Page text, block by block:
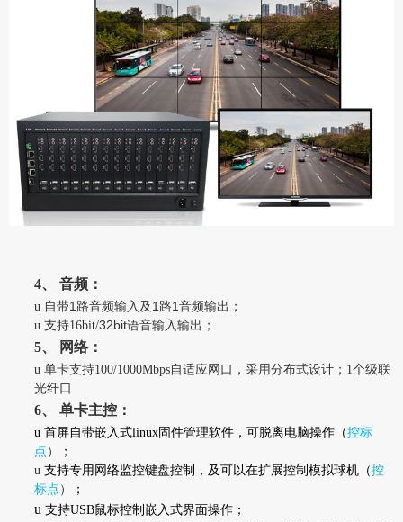
4、 音频：
u 自带1路音频输入及 1路1音频输出；
u 支持16bit/32bit语音输入输出；
5、 网络：
u 单卡支持100/1000Mbps自适应网口，采用分布式设计；1个级联
光纤口
6、 单卡主控：
u 首屏自带嵌入式linux固件管理软件，可脱离电脑操作（控标
点 ）
；
u 支持专用网络监控键盘控制，及可以在扩展控制模拟球机（控
标点 ） ；
u 支持USB鼠标控制嵌入式界面操作；